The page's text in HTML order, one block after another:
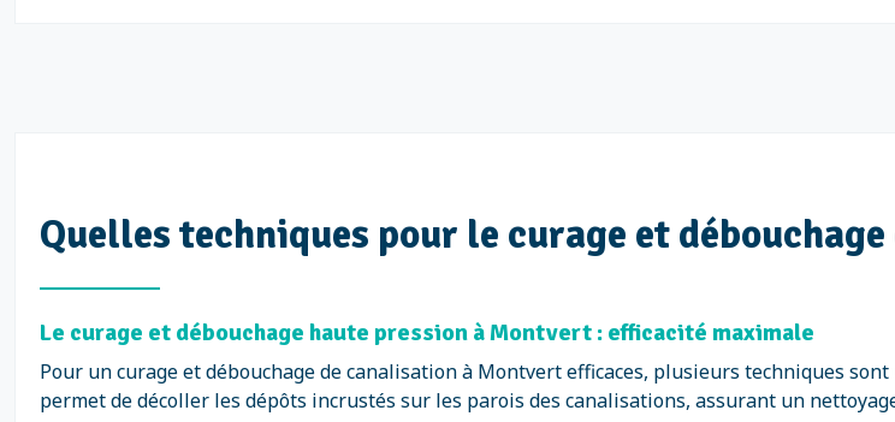
Quelles techniques pour le curage et
Le curage et débouchage haute pression à Montvert : efficacité maximale
Pour un curage et débouchage de canalisation à Montvert efficaces, plusieurs techniques
permet de décoller les dépôts incrustés sur les parois des canalisations, assurant un